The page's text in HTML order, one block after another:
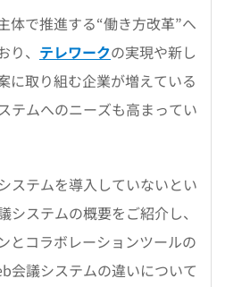
体で推進する“働き方改革”へ
、 テレワークの実現や新し
に取り組む企業が増えている
テムへのニーズも高まってい
ステムを導入していないとい
システムの概要をご紹介し、
とコラボレーションツールの
会議システムの違いについて